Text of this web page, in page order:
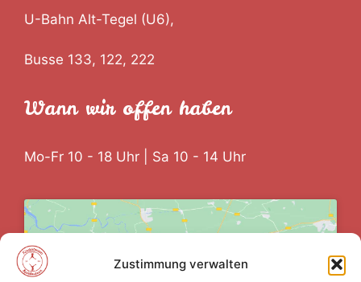
Zustimmung verwalten
U-Bahn Alt-Tegel (U6),
Busse 133, 122, 222
Wann wir offen haben
Mo-Fr 10 - 18 Uhr | Sa 10 - 14 Uhr
Klicke auf "Ich stimme zu", um Google